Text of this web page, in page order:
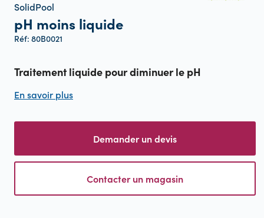
SolidPool
pH moins liquide
Réf: 80B0021
Traitement liquide pour diminuer le pH
En savoir plus
Demander un devis
Contacter un magasin